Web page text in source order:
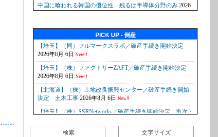
PICK UP - 倒産
検索 文字サイズ